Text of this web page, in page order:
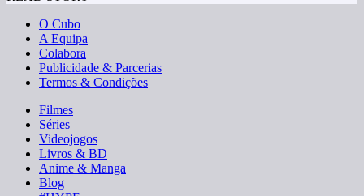
O Cubo
A Equipa
Colabora
Publicidade & Parcerias
Termos & Condições
Filmes
Séries
Videojogos
Livros & BD
Anime & Manga
Blog